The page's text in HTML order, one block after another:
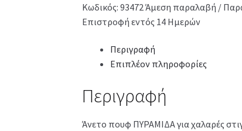
Κωδικός: 93472 Άμεση παραλαβή /
Επιστροφή εντός 14 Ημερών
Περιγραφή
Επιπλέον πληροφορίες
Περιγραφή
Άνετο πουφ ΠΥΡΑΜΙΔΑ για χαλαρές